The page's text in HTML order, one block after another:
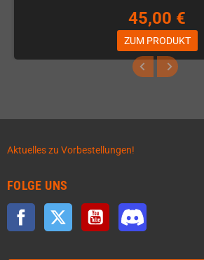
45,00 €
ZUM PRODUKT
Aktuelles zu Vorbestellungen!
FOLGE UNS
Facebook Twitter YouTube